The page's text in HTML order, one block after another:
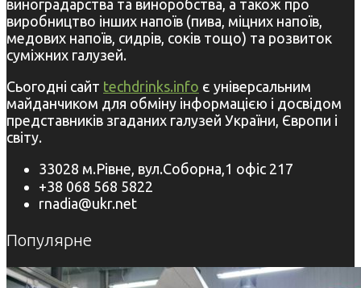
виноградарства та виноробства, а також про
виробництво інших напоїв (пива, міцних напоїв,
медових напоїв, сидрів, соків тощо) та розвиток
суміжних галузей.
Сьогодні сайт techdrinks.info є універсальним
майданчиком для обміну інформацією і досвідом
представників згаданих галузей України, Європи і
світу.
33028 м.Рівне, вул.Соборна,1 офіс 217
+38 068 568 5822
rnadia@ukr.net
Популярне